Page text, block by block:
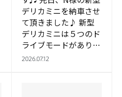
デリカミニを納車させ
て頂きました♪ 新型
デリカミニは５つのド
ライブモードがありま
すので 雪道も安心し
2026.07.12